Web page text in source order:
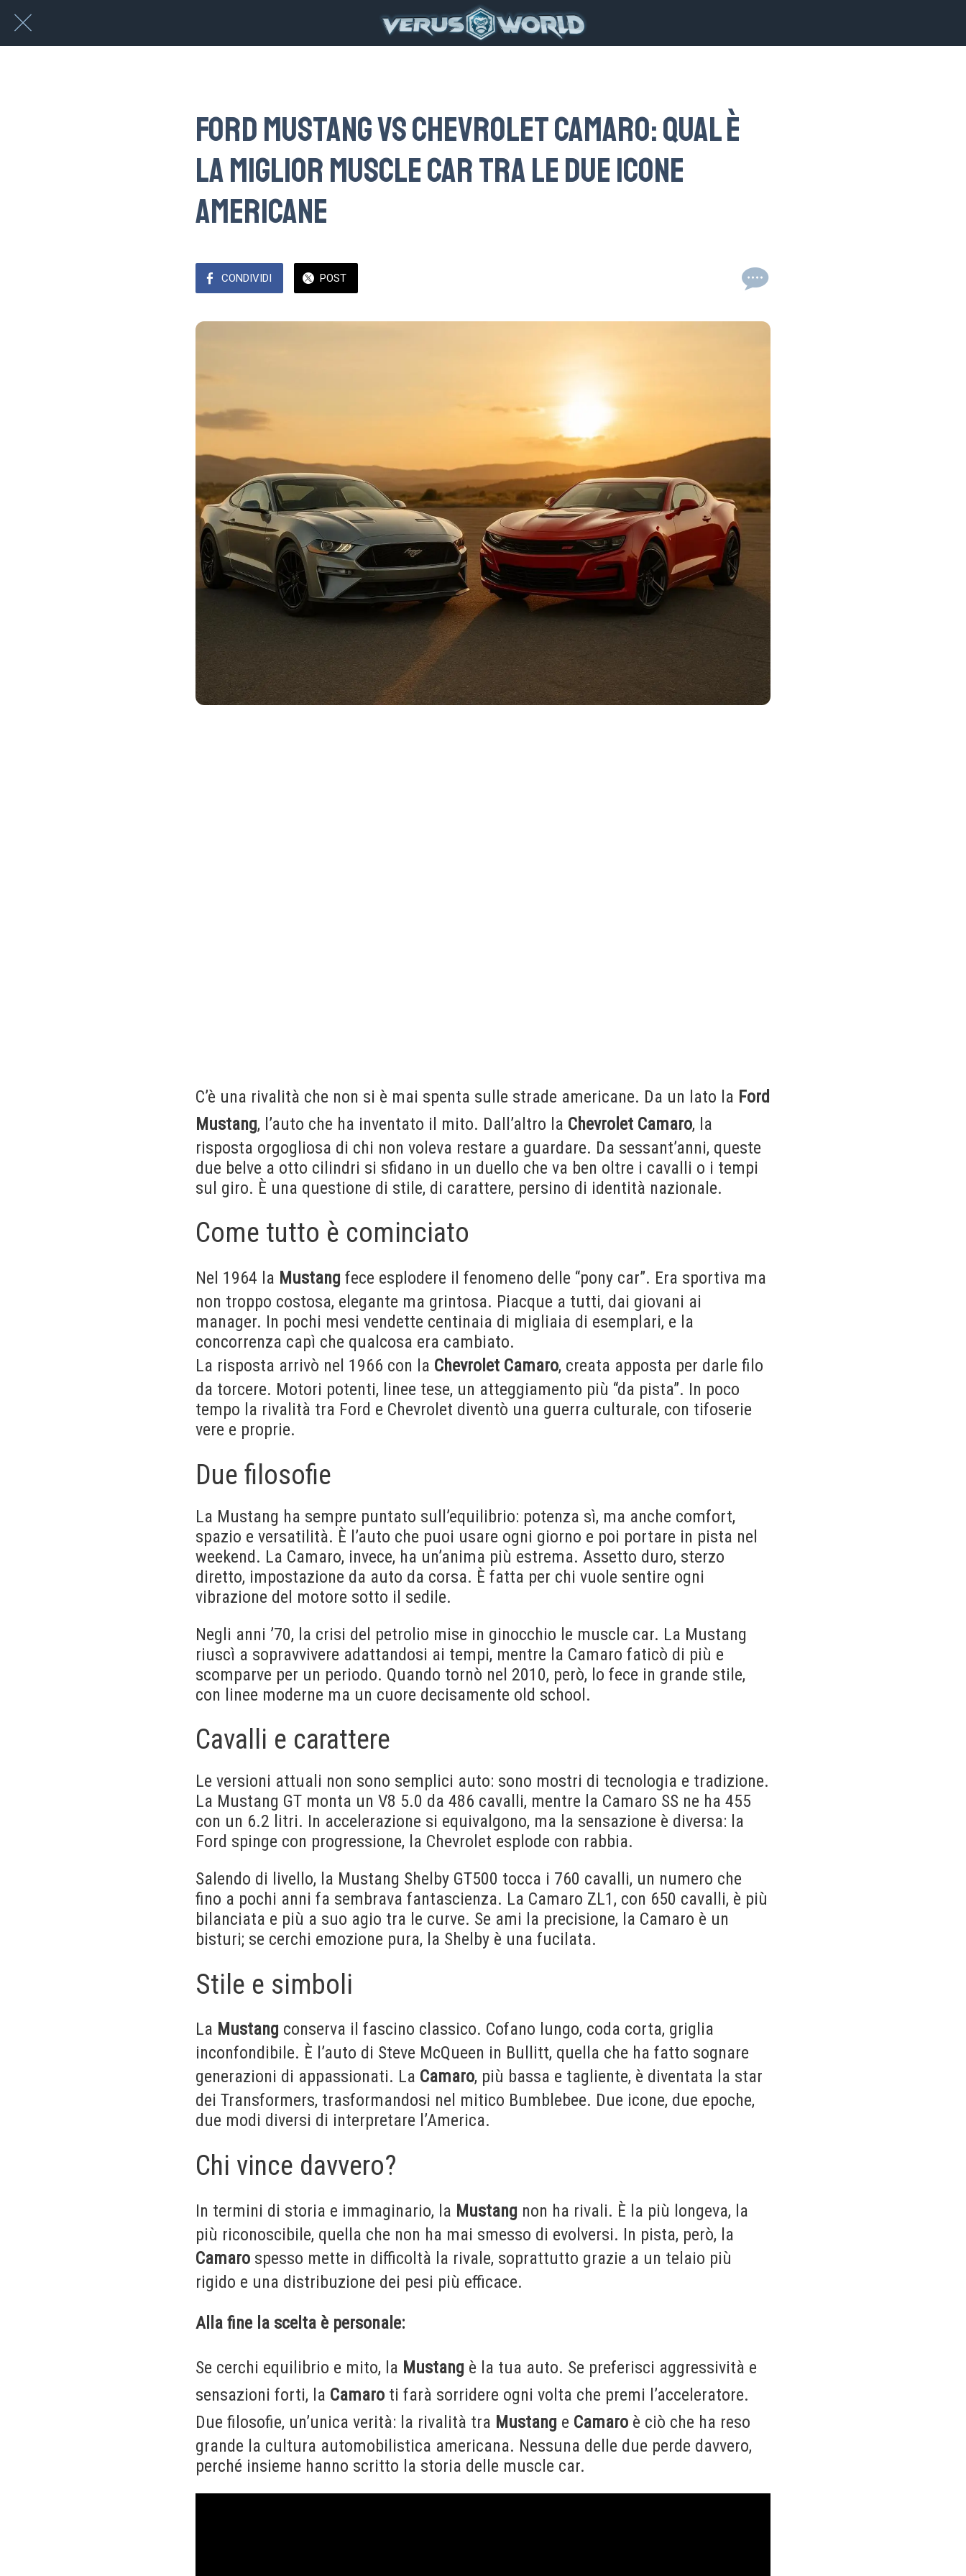
Ford Mustang vs Chevrolet Camaro: qual è
la miglior muscle car tra le due icone
americane
CONDIVIDI POST
C’è una rivalità che non si è mai spenta sulle strade americane. Da un lato la Ford
Mustang, l’auto che ha inventato il mito. Dall’altro la Chevrolet Camaro, la
risposta orgogliosa di chi non voleva restare a guardare. Da sessant’anni, queste
due belve a otto cilindri si sfidano in un duello che va ben oltre i cavalli o i tempi
sul giro. È una questione di stile, di carattere, persino di identità nazionale.
Come tutto è cominciato
Nel 1964 la Mustang fece esplodere il fenomeno delle “pony car”. Era sportiva ma
non troppo costosa, elegante ma grintosa. Piacque a tutti, dai giovani ai
manager. In pochi mesi vendette centinaia di migliaia di esemplari, e la
concorrenza capì che qualcosa era cambiato.
La risposta arrivò nel 1966 con la Chevrolet Camaro, creata apposta per darle filo
da torcere. Motori potenti, linee tese, un atteggiamento più “da pista”. In poco
tempo la rivalità tra Ford e Chevrolet diventò una guerra culturale, con tifoserie
vere e proprie.
Due filosofie
La Mustang ha sempre puntato sull’equilibrio: potenza sì, ma anche comfort,
spazio e versatilità. È l’auto che puoi usare ogni giorno e poi portare in pista nel
weekend. La Camaro, invece, ha un’anima più estrema. Assetto duro, sterzo
diretto, impostazione da auto da corsa. È fatta per chi vuole sentire ogni
vibrazione del motore sotto il sedile.
Negli anni ’70, la crisi del petrolio mise in ginocchio le muscle car. La Mustang
riuscì a sopravvivere adattandosi ai tempi, mentre la Camaro faticò di più e
scomparve per un periodo. Quando tornò nel 2010, però, lo fece in grande stile,
con linee moderne ma un cuore decisamente old school.
Cavalli e carattere
Le versioni attuali non sono semplici auto: sono mostri di tecnologia e tradizione.
La Mustang GT monta un V8 5.0 da 486 cavalli, mentre la Camaro SS ne ha 455
con un 6.2 litri. In accelerazione si equivalgono, ma la sensazione è diversa: la
Ford spinge con progressione, la Chevrolet esplode con rabbia.
Salendo di livello, la Mustang Shelby GT500 tocca i 760 cavalli, un numero che
fino a pochi anni fa sembrava fantascienza. La Camaro ZL1, con 650 cavalli, è più
bilanciata e più a suo agio tra le curve. Se ami la precisione, la Camaro è un
bisturi; se cerchi emozione pura, la Shelby è una fucilata.
Stile e simboli
La Mustang conserva il fascino classico. Cofano lungo, coda corta, griglia
inconfondibile. È l’auto di Steve McQueen in Bullitt, quella che ha fatto sognare
generazioni di appassionati. La Camaro, più bassa e tagliente, è diventata la star
dei Transformers, trasformandosi nel mitico Bumblebee. Due icone, due epoche,
due modi diversi di interpretare l’America.
Chi vince davvero?
In termini di storia e immaginario, la Mustang non ha rivali. È la più longeva, la
più riconoscibile, quella che non ha mai smesso di evolversi. In pista, però, la
Camaro spesso mette in difficoltà la rivale, soprattutto grazie a un telaio più
rigido e una distribuzione dei pesi più efficace.
Alla fine la scelta è personale:
Se cerchi equilibrio e mito, la Mustang è la tua auto. Se preferisci aggressività e
sensazioni forti, la Camaro ti farà sorridere ogni volta che premi l’acceleratore.
Due filosofie, un’unica verità: la rivalità tra Mustang e Camaro è ciò che ha reso
grande la cultura automobilistica americana. Nessuna delle due perde davvero,
perché insieme hanno scritto la storia delle muscle car.